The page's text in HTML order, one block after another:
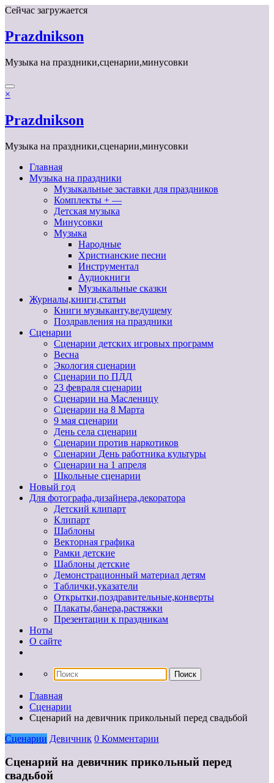
Перейти
содержимому
Сейчас загружается
Prazdnikson
Музыка на праздники,сценарии,минусовки
×
Prazdnikson
Музыка на праздники,сценарии,минусовки
Главная
Музыка на праздники
Музыкальные заставки для праздников
Комплекты + —
Детская музыка
Минусовки
Музыка
Народные
Христианские песни
Инструментал
Аудиокниги
Музыкальные сказки
Журналы,книги,статьи
Книги музыканту,ведущему
Поздравления на праздники
Сценарии
Сценарии детских игровых программ
Весна
Экология сценарии
Сценарии по ПДД
23 февраля сценарии
Сценарии на Масленицу
Сценарии на 8 Марта
9 мая сценарии
День села сценарии
Сценарии против наркотиков
Сценарии День работника культуры
Сценарии на 1 апреля
Школьные сценарии
Новый год
Для фотографа,дизайнера,декоратора
Детский клипарт
Клипарт
Шаблоны
Векторная графика
Рамки детские
Шаблоны детские
Демонстрационный материал детям
Таблички,указатели
Открытки,поздравительные,конверты
Плакаты,банера,растяжки
Презентации к праздникам
Ноты
О сайте
Главная
Сценарии
Сценарий на девичник прикольный перед свадьбой
Сценарии Девичник 0 Комментарии
Сценарий на девичник прикольный перед
свадьбой